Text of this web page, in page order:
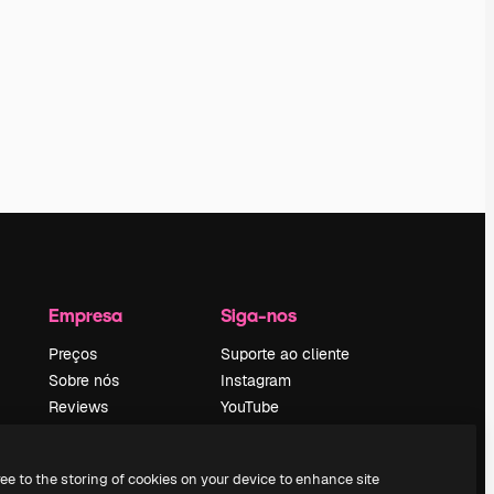
Empresa
Preços
Sobre nós
Reviews
pesquisa
Siga-nos
Suporte ao cliente
Instagram
YouTube
Discord
to the storing of cookies on your device to enhance site